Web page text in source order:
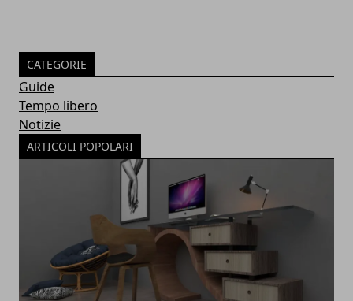
CATEGORIE
Guide
Tempo libero
Notizie
ARTICOLI POPOLARI